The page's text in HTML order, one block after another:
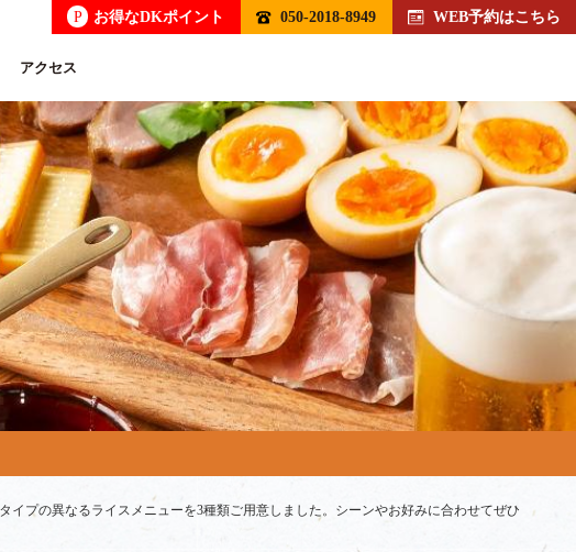
P お得なDKポイント 050-2018-8949 WEB予約はこちら
アクセス
プの異なるライスメニューを3種類ご用意しました。シーンやお好みに合わせてぜひ